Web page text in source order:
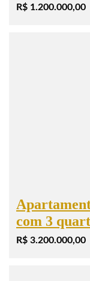
R$ 1.200.000,00
com 3
R$ 3.200.000,00